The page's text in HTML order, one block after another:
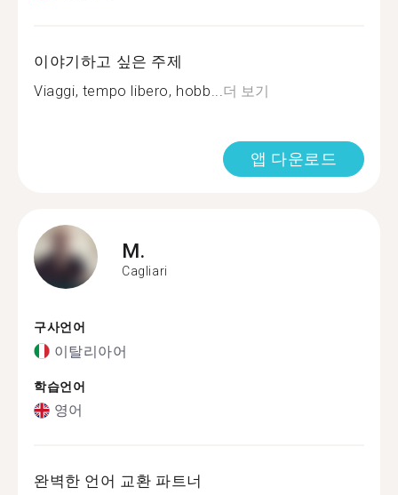
이야기하고 싶은 주제
Viaggi, tempo libero, hobb...더 보기
앱 다운로드
M.
Cagliari
구사언어
이탈리아어
학습언어
영어
완벽한 언어 교환 파트너